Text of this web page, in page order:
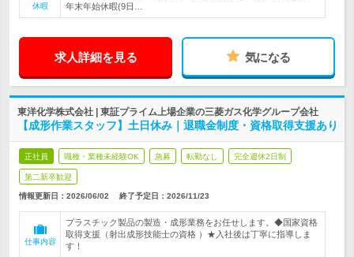
休暇
年末年始休暇(9日…
求人詳細を見る 気になる
東洋化学株式会社 | 東証プライム上場企業の三菱ガス化学グループ会社
【成形作業スタッフ】土日休み｜退職金制度・資格取得支援あり
正社員 職種・業種未経験OK 急募 転勤なし 完全週休2日制
第二新卒歓迎
情報更新日：2026/06/02 終了予定日： 2026/11/23
仕事内容
プラスチック製品の製造・成形業務をお任せします。◆国家資格
取得支援（射出成形技能士の資格 ）★入社後は丁寧に指導しま
す！